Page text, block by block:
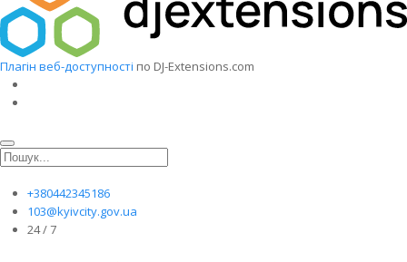
Плагін веб-доступності по DJ-Extensions.com
+380442345186
103@kyivcity.gov.ua
24 / 7